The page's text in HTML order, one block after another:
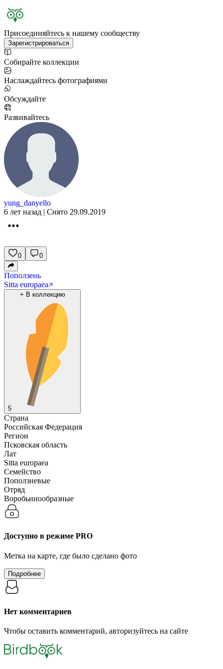
Присоединяйтесь к нашему сообществу
Зарегистрироваться
Собирайте коллекции
Наслаждайтесь фотографиями
Обсуждайте
Развивайтесь
yung_danyello
6 лет назад | Снято 29.09.2019
0 0
Поползень
Sitta europaea
+ В коллекцию
5
Страна
Российская Федерация
Регион
Псковская область
Лат
Sitta europaea
Семейство
Поползневые
Отряд
Воробьинообразные
Доступно в режиме PRO
Метка на карте, где было сделано фото
Подробнее
Нет комментариев
Чтобы оставить комментарий, авторизуйтесь на сайте